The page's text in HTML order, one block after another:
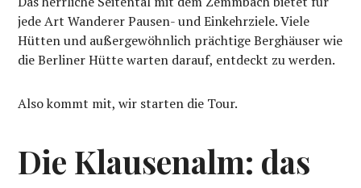
jede Art Wanderer Pausen- und Einkehrziele. Viele
Hütten und außergewöhnlich prächtige Berghäuser wie
die Berliner Hütte warten darauf, entdeckt zu werden.
Also kommt mit, wir starten die Tour.
Die Klausenalm: das